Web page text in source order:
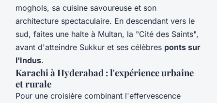
moghols, sa cuisine savoureuse et son
architecture spectaculaire. En descendant vers le
sud, faites une halte à Multan, la "Cité des Saints",
avant d'atteindre Sukkur et ses célèbres ponts sur
l'Indus.
Karachi à Hyderabad : l'expérience urbaine
et rurale
Pour une croisière combinant l'effervescence